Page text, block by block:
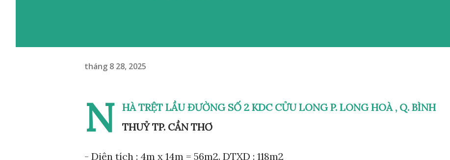
tháng 8 28, 2025
N
HÀ TRỆT LẦU ĐƯỜNG SỐ 2 KDC CỬU LONG P. LONG HOÀ , Q. BÌNH
THUỶ TP. CẦN THƠ
- Diện tích : 4m x 14m = 56m2. DTXD : 118m2